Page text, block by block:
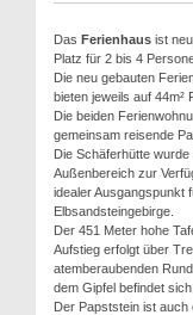
Das Ferienhaus ist
Platz für 2 bis 4
Die neu gebauten
bieten jeweils auf 44m²
Die beiden
gemeinsam reisende
Die Schäferhütte
Außenbereich zur
idealer Ausgangspunkt
Elbsandsteingebirge.
Der 451 Meter hohe
Aufstieg erfolgt über
atemberaubenden
dem Gipfel befindet
Der Papststein ist auch